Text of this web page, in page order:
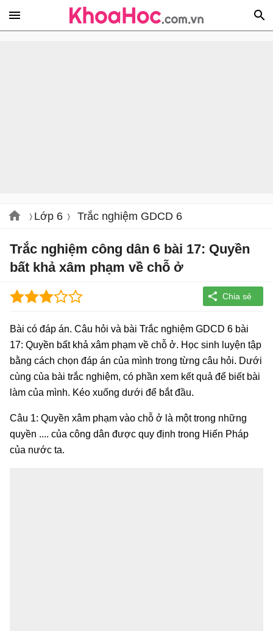
Lớp 6 Trắc nghiệm GDCD 6
Trắc nghiệm công dân 6 bài 17: Quyền
bất khả xâm phạm về chỗ ở
Bài có đáp án. Câu hỏi và bài Trắc nghiệm GDCD 6 bài
17: Quyền bất khả xâm phạm về chỗ ở. Học sinh luyện tập
bằng cách chọn đáp án của mình trong từng câu hỏi. Dưới
cùng của bài trắc nghiệm, có phần xem kết quả để biết bài
làm của mình. Kéo xuống dưới để bắt đầu.
Câu 1: Quyền xâm phạm vào chỗ ở là một trong những
quyền .... của công dân được quy định trong Hiến Pháp
của nước ta.